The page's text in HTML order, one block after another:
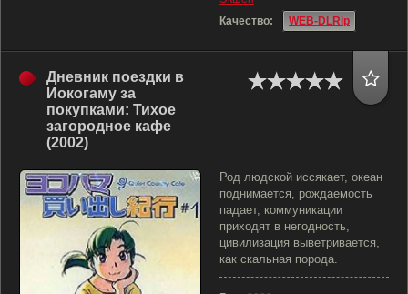
Качество:
WEB-DLRip
Дневник поездки в
Иокогаму за
покупками: Тихое
загородное кафе
(2002)
Род людской иссякает, океан
поднимается, рождаемость
падает, коммуникации
приходят в негодность,
цивилизация выветривается,
как скальная порода.